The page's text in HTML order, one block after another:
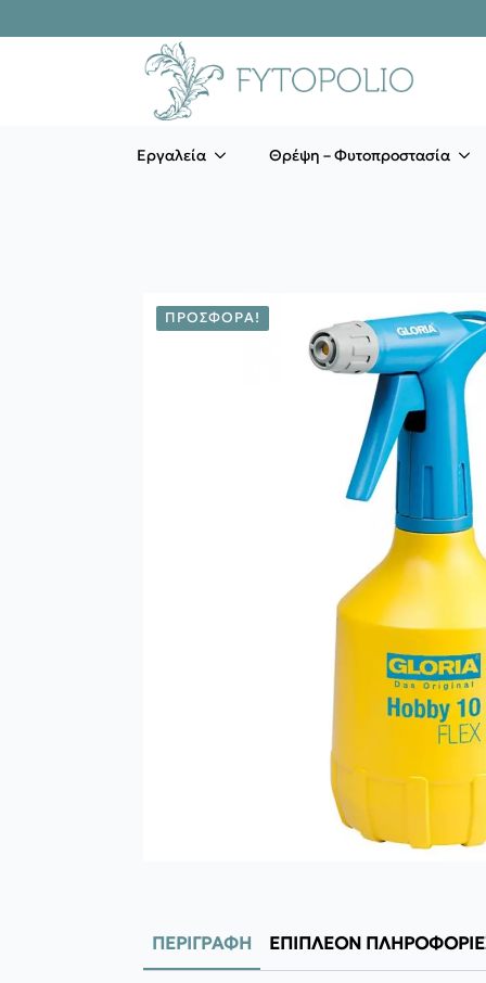
Εργαλεία Θρέψη – Φυτοπροστασία
ΠΡΟΣΦΟΡΆ!
ΠΕΡΙΓΡΑΦΉ ΕΠΙΠΛΈΟΝ